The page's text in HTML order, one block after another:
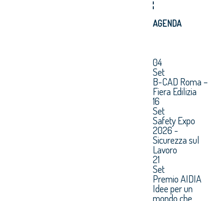
AGENDA
04
Set
B-CAD Roma –
Fiera Edilizia
16
Set
Safety Expo
2026 -
Sicurezza sul
Lavoro
21
Set
Premio AIDIA
Idee per un
mondo che